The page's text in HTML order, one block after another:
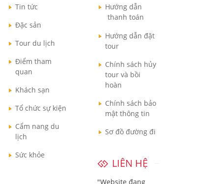
Tin tức
Đặc sản
Tour du lịch
Điểm tham
quan
Khách sạn
Tổ chức sự kiện
Cẩm nang du
lịch
Sức khỏe
Hướng dẫn
thanh toán
Hướng dẫn đặt
tour
Chính sách hủy
tour và bồi
hoàn
Chính sách bảo
mật thông tin
Sơ đồ đường đi
LIÊN HỆ
"Website đang